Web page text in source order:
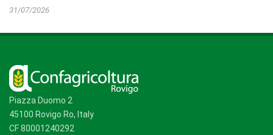
31/07/2026
Piazza Duomo 2
45100 Rovigo Ro, Italy
CF 80001240292